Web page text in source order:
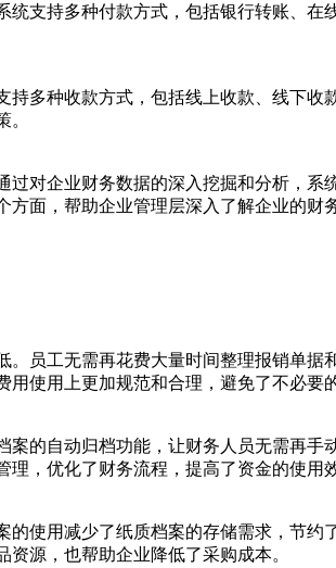
支持多种付款方式，包括银行转账、
多种收款方式，包括线上收款、线下
对企业财务数据的深入挖掘和分析，
面，帮助企业管理层深入了解企业的财
员工无需再花费大量时间整理报销单
用使用上更加规范和合理，避免了不必要
的自动归档功能，让财务人员无需再
，优化了财务流程，提高了资金的使用
使用减少了纸质档案的存储需求，节
源，也帮助企业降低了采购成本。